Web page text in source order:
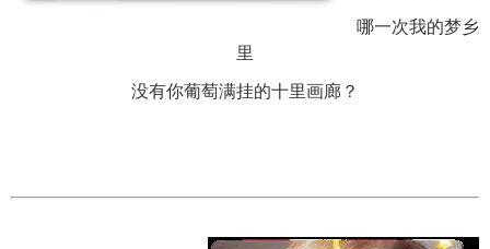
哪一次我的梦乡
里
没有你葡萄满挂的十里画廊？